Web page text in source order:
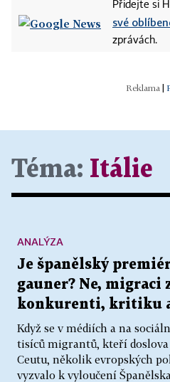
Přidejte si
své
zprávách.
Téma: Itálie
Je španělský
gauner? Ne, migraci
konkurenti, kritiku
Když se v médiích a na
tisíců migrantů, kteří
Ceutu, několik evropských
vyzvalo k vyloučení
ANALÝZA